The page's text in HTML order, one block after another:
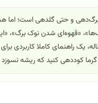
برگ‌دهی و حتی گلدهی است؛ اما
«قهوه‌ای شدن نوک برگ»،
راهنمای کاملا کاربردی
کوددهی کنید که ریشه نسوزد